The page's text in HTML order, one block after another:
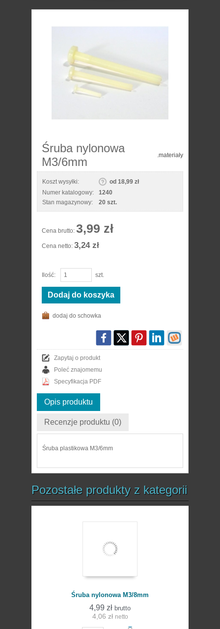
Śruba nylonowa
M3/6mm
.materiały
Koszt wysyłki:
od 18,99 zł
Numer katalogowy:
1240
Stan magazynowy:
20 szt.
Cena brutto: 3,99 zł
Cena netto: 3,24 zł
Ilość: szt.
Dodaj do koszyka
dodaj do schowka
Zapytaj o produkt
Poleć znajomemu
Specyfikacja PDF
Opis produktu
Recenzje produktu (0)
Śruba plastikowa M3/6mm
Pozostałe produkty z kategorii
Śruba nylonowa M3/8mm
4,99 zł brutto
4,06 zł netto